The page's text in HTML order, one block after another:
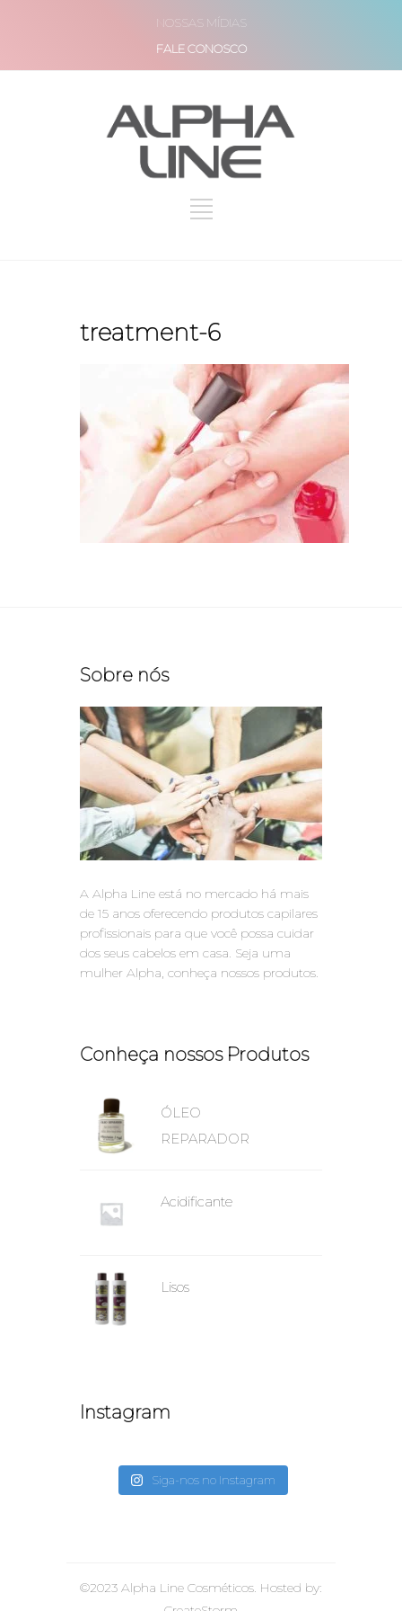
NOSSAS MÍDIAS
FALE CONOSCO
treatment-6
Sobre nós
A Alpha Line está no mercado há mais
de 15 anos oferecendo produtos capilares
profissionais para que você possa cuidar
dos seus cabelos em casa. Seja uma
mulher Alpha, conheça nossos produtos.
Conheça nossos Produtos
ÓLEO
REPARADOR
Acidificante
Lisos
Instagram
Siga-nos no Instagram
©2023 Alpha Line Cosméticos. Hosted by: